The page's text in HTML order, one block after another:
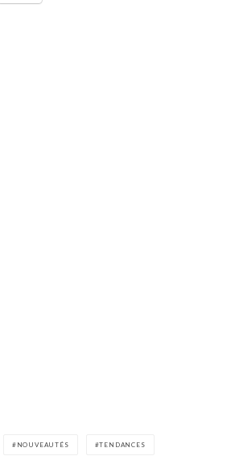
NOUVEAUTÉS TENDANCES